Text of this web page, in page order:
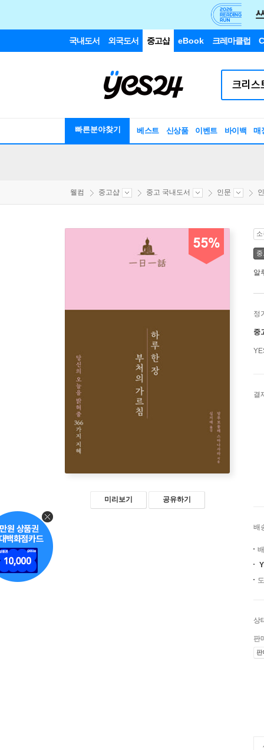
국내도서 외국도서 중고샵 eBook 크레마클럽
빠른분야찾기 베스트 신상품 이벤트 바이백 매
웰컴 중고샵 중고 국내도서 인문
55%
미리보기 공유하기
알
정
중
결
배
상
판
판